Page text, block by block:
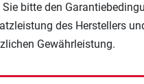
bitte den
des Herstellers
Gewährleistung.